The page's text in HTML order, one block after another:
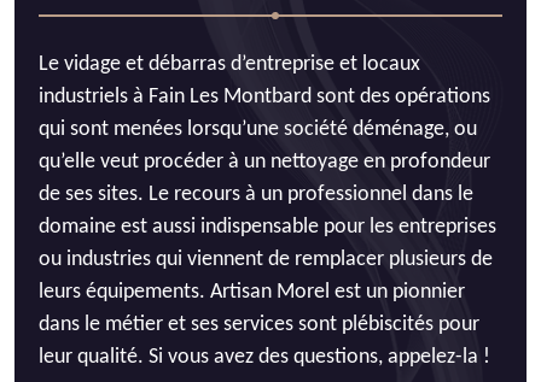
Le vidage et débarras d’entreprise et locaux
industriels à Fain Les Montbard sont des opérations
qui sont menées lorsqu’une société déménage, ou
qu’elle veut procéder à un nettoyage en profondeur
de ses sites. Le recours à un professionnel dans le
domaine est aussi indispensable pour les entreprises
ou industries qui viennent de remplacer plusieurs de
leurs équipements. Artisan Morel est un pionnier
dans le métier et ses services sont plébiscités pour
leur qualité. Si vous avez des questions, appelez-la !